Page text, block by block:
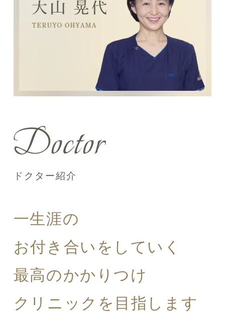
Doctor
ドクター紹介
一生涯の
お付き合いをしていく
最高のかかりつけ
クリニックを目指します